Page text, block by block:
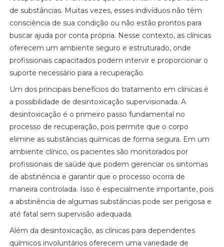
de substâncias. Muitas vezes, esses indivíduos não têm
consciência de sua condição ou não estão prontos para
buscar ajuda por conta própria. Nesse contexto, as clínicas
oferecem um ambiente seguro e estruturado, onde
profissionais capacitados podem intervir e proporcionar o
suporte necessário para a recuperação.
Um dos principais benefícios do tratamento em clínicas é
a possibilidade de desintoxicação supervisionada. A
desintoxicação é o primeiro passo fundamental no
processo de recuperação, pois permite que o corpo
elimine as substâncias químicas de forma segura. Em um
ambiente clínico, os pacientes são monitorados por
profissionais de saúde que podem gerenciar os sintomas
de abstinência e garantir que o processo ocorra de
maneira controlada. Isso é especialmente importante, pois
a abstinência de algumas substâncias pode ser perigosa e
até fatal sem supervisão adequada.
Além da desintoxicação, as clínicas para dependentes
químicos involuntários oferecem uma variedade de